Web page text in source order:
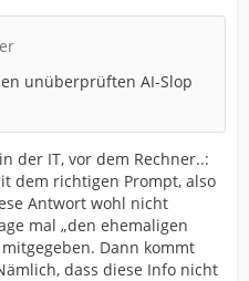
unüberprüften AI-Slop
der IT, vor dem Rechner..:
dem richtigen Prompt, also
Antwort wohl nicht
mal „den ehemaligen
Dann kommt
dass diese Info nicht